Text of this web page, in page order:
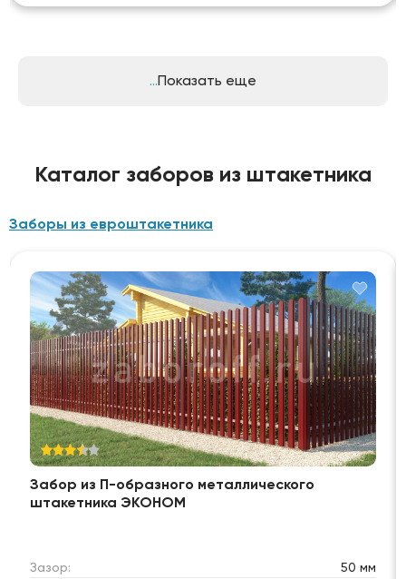
Показать еще
Каталог заборов из штакетника
Заборы из евроштакетника
Забор из П-образного металлического
штакетника ЭКОНОМ
Зазор:
50 мм